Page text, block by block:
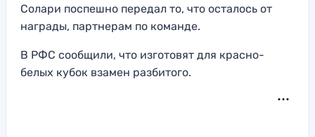
Солари поспешно передал то, что осталось от
награды, партнерам по команде.
В РФС сообщили, что изготовят для красно-
белых кубок взамен разбитого.